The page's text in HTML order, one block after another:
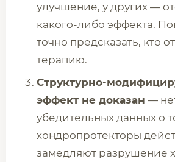
улучшение, у других —
какого-либо эффекта.
точно предсказать, кто
терапию.
Структурно-
эффект не доказан —
убедительных данных о
хондропротекторы
замедляют разрушение